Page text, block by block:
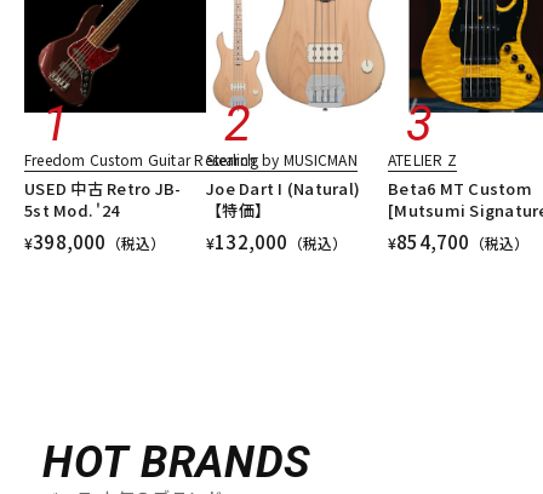
Freedom Custom Guitar Research
USED 中古 Retro JB-
5st Mod. '24
¥398,000 （税込）
Sterling by MUSICMAN
Joe Dart I (Natural)
【特価】
¥132,000 （税込）
ATELIER Z
Beta6 MT Custom
[Mutsumi
¥854,700 （税込）
HOT BRANDS